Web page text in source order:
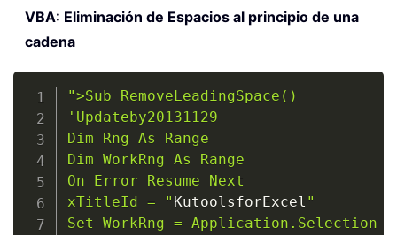
VBA: Eliminación de Espacios al principio de una
cadena
">Sub RemoveLeadingSpace()
'Updateby20131129
Dim Rng As Range
Dim WorkRng As Range
On Error Resume Next
xTitleId = " KutoolsforExcel "
Set WorkRng = Application.Selection